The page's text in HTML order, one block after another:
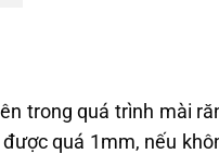
trong quá trình mài
quá 1mm, nếu